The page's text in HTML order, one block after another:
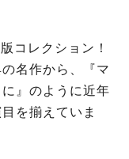
コレクション！
名作から、『マ
』のように近年
を揃えていま